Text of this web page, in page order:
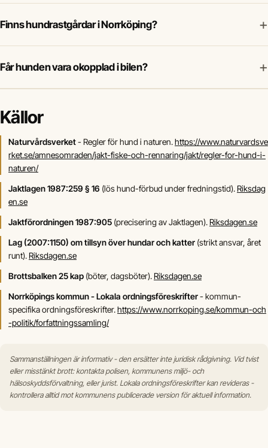
Finns hundrastgårdar i Norrköping? +
Får hunden vara okopplad i bilen? +
Källor
Naturvårdsverket- Regler för hund i naturen.https://www.naturvardsve
rket.se/amnesomraden/jakt-fiske-och-rennaring/jakt/regler-for-hund-i-
naturen/
Jaktlagen 1987:259 § 16 (lös hund-förbud under fredningstid). Riksdag
en.se
Jaktförordningen 1987:905 (precisering av Jaktlagen). Riksdagen.se
Lag (2007:1150) om tillsyn över hundar och katter (strikt ansvar, året
runt). Riksdagen.se
Brottsbalken 25 kap (böter, dagsböter). Riksdagen.se
Norrköpings kommun - Lokala ordningsföreskrifter- kommun-
specifika ordningsföreskrifter.https://www.norrkoping.se/kommun-och
-politik/forfattningssamling/
Sammanställningen är informativ - den ersätter inte juridisk rådgivning. Vid tvist
eller misstänkt brott: kontakta polisen, kommunens miljö- och
hälsoskyddsförvaltning, eller jurist. Lokala ordningsföreskrifter kan revideras -
kontrollera alltid mot kommunens publicerade version för aktuell information.